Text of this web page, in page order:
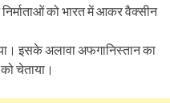
को भारत में आकर वैक्सीन
इसके अलावा अफगानिस्तान का
चेताया।